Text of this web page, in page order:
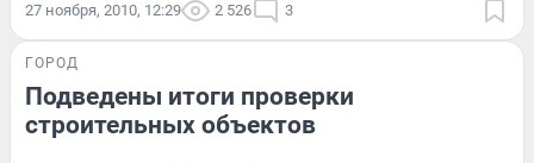
27 ноября, 2010, 12:29 2 526 3
ГОРОД
Подведены итоги проверки
строительных объектов